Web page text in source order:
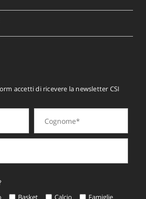
accetti di ricevere la newsletter CSI
Basket Calcio Famiglie